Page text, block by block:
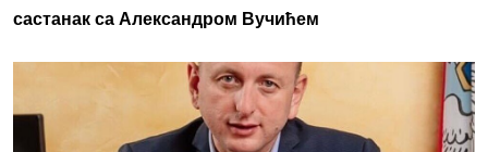
састанак са Александром Вучићем